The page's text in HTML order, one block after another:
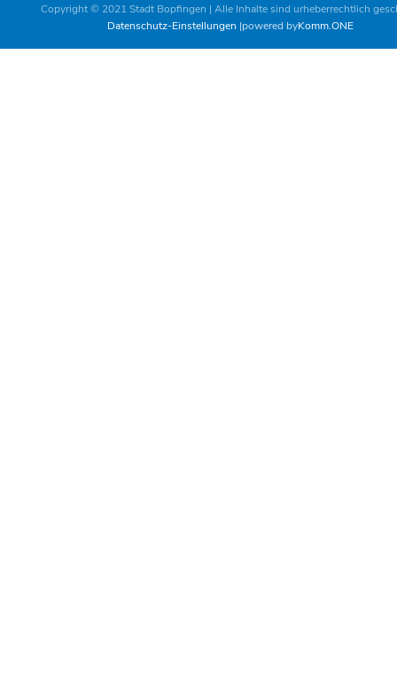
Copyright © 2021 Stadt Bopfingen | Alle Inhalte sind urheberrechtlich
Datenschutz-Einstellungen powered byKomm.ONE